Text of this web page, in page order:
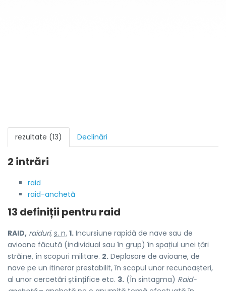
rezultate (13) Declinări
2 intrări
raid
raid-anchetă
13 definiții pentru raid
RAID, raiduri, s. n. 1. Incursiune rapidă de nave sau de
avioane făcută (individual sau în grup) în spațiul unei țări
străine, în scopuri militare. 2. Deplasare de avioane, de
nave pe un itinerar prestabilit, în scopul unor recunoașteri,
al unor cercetări științifice etc. 3. (În sintagma) Raid-